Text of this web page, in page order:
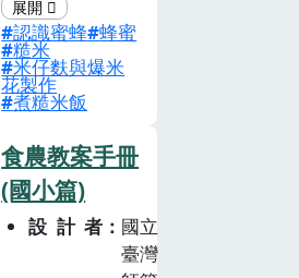
教育與生態教
育，透過與在地
青農合作共同發
展「東山青」校
本課程。課程共
分兩大部份，分
別針對三年級與
五年級的學生，
以「農業生產與
認識蜜蜂 蜂蜜
糙米
米仔麩與爆米
花製作
煮糙米飯
食農教案手冊
(國小篇)
設計者
國立
臺灣